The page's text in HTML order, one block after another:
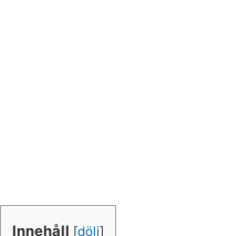
Innehåll [dölj]